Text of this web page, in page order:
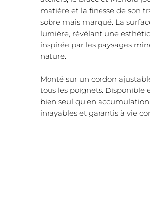
matière et la finesse de son
sobre mais marqué. La
lumière, révélant une
inspirée par les paysages
nature.
Monté sur un cordon
tous les poignets. Disponible
bien seul qu’en
inrayables et garantis à vie